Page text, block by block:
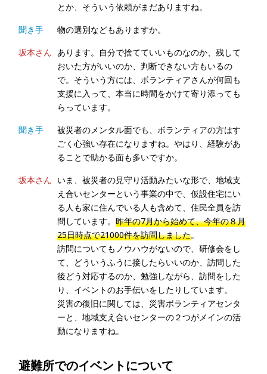
とか、そういう依頼がまだありますね。
聞き手
物の選別などもありますか。
坂本さん あります。自分で捨てていいものなのか、残して
おいた方がいいのか、判断できない方もいるの
で。そういう方には、ボランティアさんが何回も
支援に入って、本当に時間をかけて寄り添っても
らっています。
聞き手
被災者のメンタル面でも、ボランティアの方はす
ごく心強い存在になりますね。やはり、経験があ
ることで助かる面も多いですか。
坂本さん いま、被災者の見守り活動みたいな形で、地域支
え合いセンターという事業の中で、仮設住宅にい
る人も家に住んでいる人も含めて、住民全員を訪
問しています。昨年の7月から始めて、今年の８月
25日時点で21000件を訪問しました。
訪問についてもノウハウがないので、研修会をし
て、どういうふうに接したらいいのか、訪問した
後どう対応するのか、勉強しながら、訪問をした
り、イベントのお手伝いをしたりしています。
災害の復旧に関しては、災害ボランティアセンタ
ーと、地域支え合いセンターの２つがメインの活
動になりますね。
避難所でのイベントについて